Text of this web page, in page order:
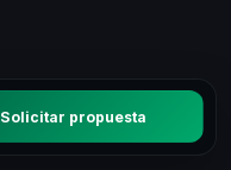
Solicitar propuesta